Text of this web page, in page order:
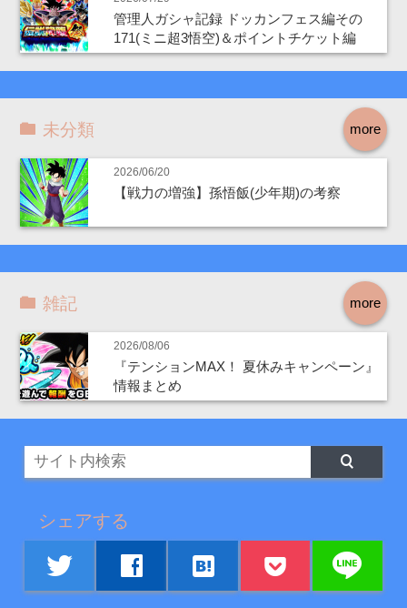
管理人ガシャ記録 ドッカンフェス編その
171(ミニ超3悟空)＆ポイントチケット編
more
未分類
2026/06/20
【戦力の増強】孫悟飯(少年期)の考察
more
雑記
2026/08/06
『テンションMAX！ 夏休みキャンペーン』
情報まとめ
シェアする
twitter facebook hatenabookmark line